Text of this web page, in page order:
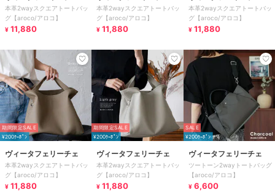
本革2wayスクエアトートバッ
グ【aroco/アロコ】
¥ 11,880
本革2wayスクエアトートバッ
グ【aroco/アロコ】
¥ 11,880
本革2wayスクエアトートバッ
グ【aroco/アロコ】
¥ 11,880
期間限定SALE
¥200ｸｰﾎﾟﾝ
ヴィータフェリーチェ
本革2wayスクエアトートバッ
グ【aroco/アロコ】
¥ 11,880
期間限定SALE
¥200ｸｰﾎﾟﾝ
ヴィータフェリーチェ
本革2wayスクエアトートバッ
グ【aroco/アロコ】
¥ 11,880
SALE
¥200ｸｰﾎﾟﾝ
ヴィータフェリーチェ
ツートーン2wayトートバッグ
【aroco/アロコ】
¥ 6,600